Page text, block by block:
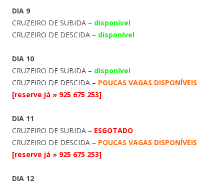
DIA 9
CRUZEIRO DE SUBIDA – disponível
CRUZEIRO DE DESCIDA – disponível
DIA 10
CRUZEIRO DE SUBIDA – disponível
CRUZEIRO DE DESCIDA – POUCAS VAGAS DISPONÍVEIS
[reserve já » 925 675 253]
DIA 11
CRUZEIRO DE SUBIDA – ESGOTADO
CRUZEIRO DE DESCIDA – POUCAS VAGAS DISPONÍVEIS
[reserve já » 925 675 253]
DIA 12